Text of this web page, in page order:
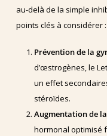
au-delà de la simple
points clés à considérer :
Prévention de la
d’œstrogènes, le
un effet
stéroïdes.
Augmentation de
hormonal optimisé